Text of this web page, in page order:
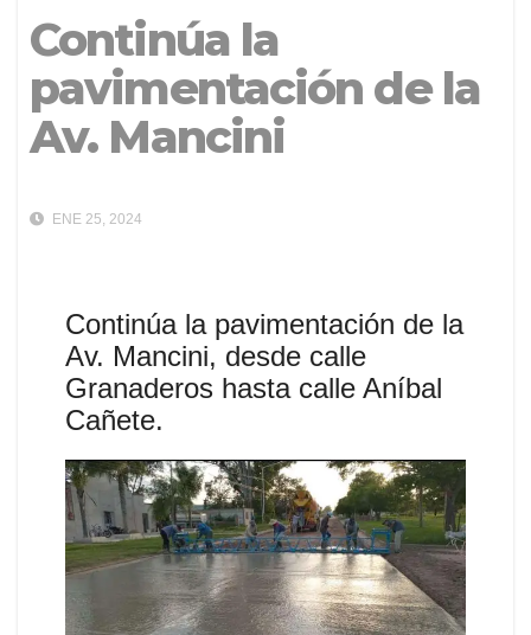
Continúa la
pavimentación de la
Av. Mancini
ENE 25, 2024
Continúa la pavimentación de la
Av. Mancini, desde calle
Granaderos hasta calle Aníbal
Cañete.